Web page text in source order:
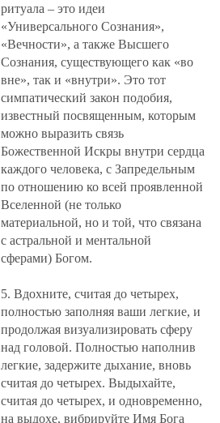
ритуала – это идеи
«Универсального Сознания»,
«Вечности», а также Высшего
Сознания, существующего как «во
вне», так и «внутри». Это тот
симпатический закон подобия,
известный посвященным, которым
можно выразить связь
Божественной Искры внутри сердца
каждого человека, с Запредельным
по отношению ко всей проявленной
Вселенной (не только
материальной, но и той, что связана
с астральной и ментальной
сферами) Богом.
5. Вдохните, считая до четырех,
полностью заполняя ваши легкие, и
продолжая визуализировать сферу
над головой. Полностью наполнив
легкие, задержите дыхание, вновь
считая до четырех. Выдыхайте,
считая до четырех, и одновременно,
на выдохе, вибрируйте Имя Бога